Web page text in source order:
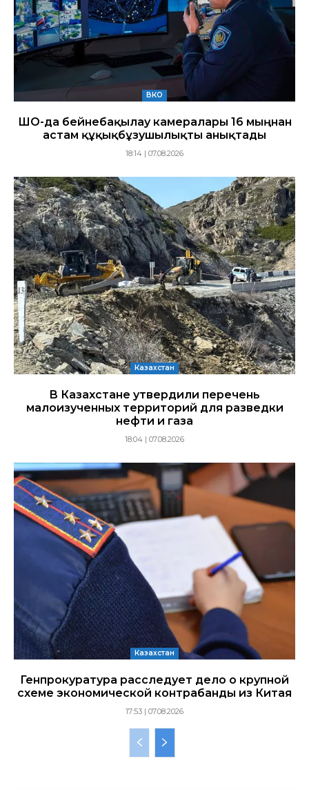
ВКО
ШҚО-да бейнебақылау камералары 16 мыңнан
астам құқықбұзушылықты анықтады
18:14 | 07.08.2026
Казахстан
В Казахстане утвердили перечень
малоизученных территорий для разведки
нефти и газа
18:04 | 07.08.2026
Казахстан
Генпрокуратура расследует дело о крупной
схеме экономической контрабанды из Китая
17:53 | 07.08.2026